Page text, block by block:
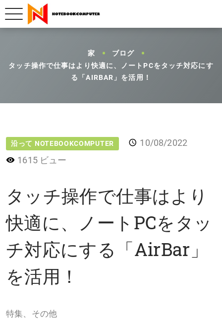
家
ブログ
タッチ操作で仕事はより快適に、ノートPCをタッチ対応にす
る「AIRBAR」を活用！
沿って NOTEBOOKCOMPUTER
10/08/2022
1615 ビュー
タッチ操作で仕事はより
快適に、ノートPCをタッ
チ対応にする「AirBar」
を活用！
特集、その他